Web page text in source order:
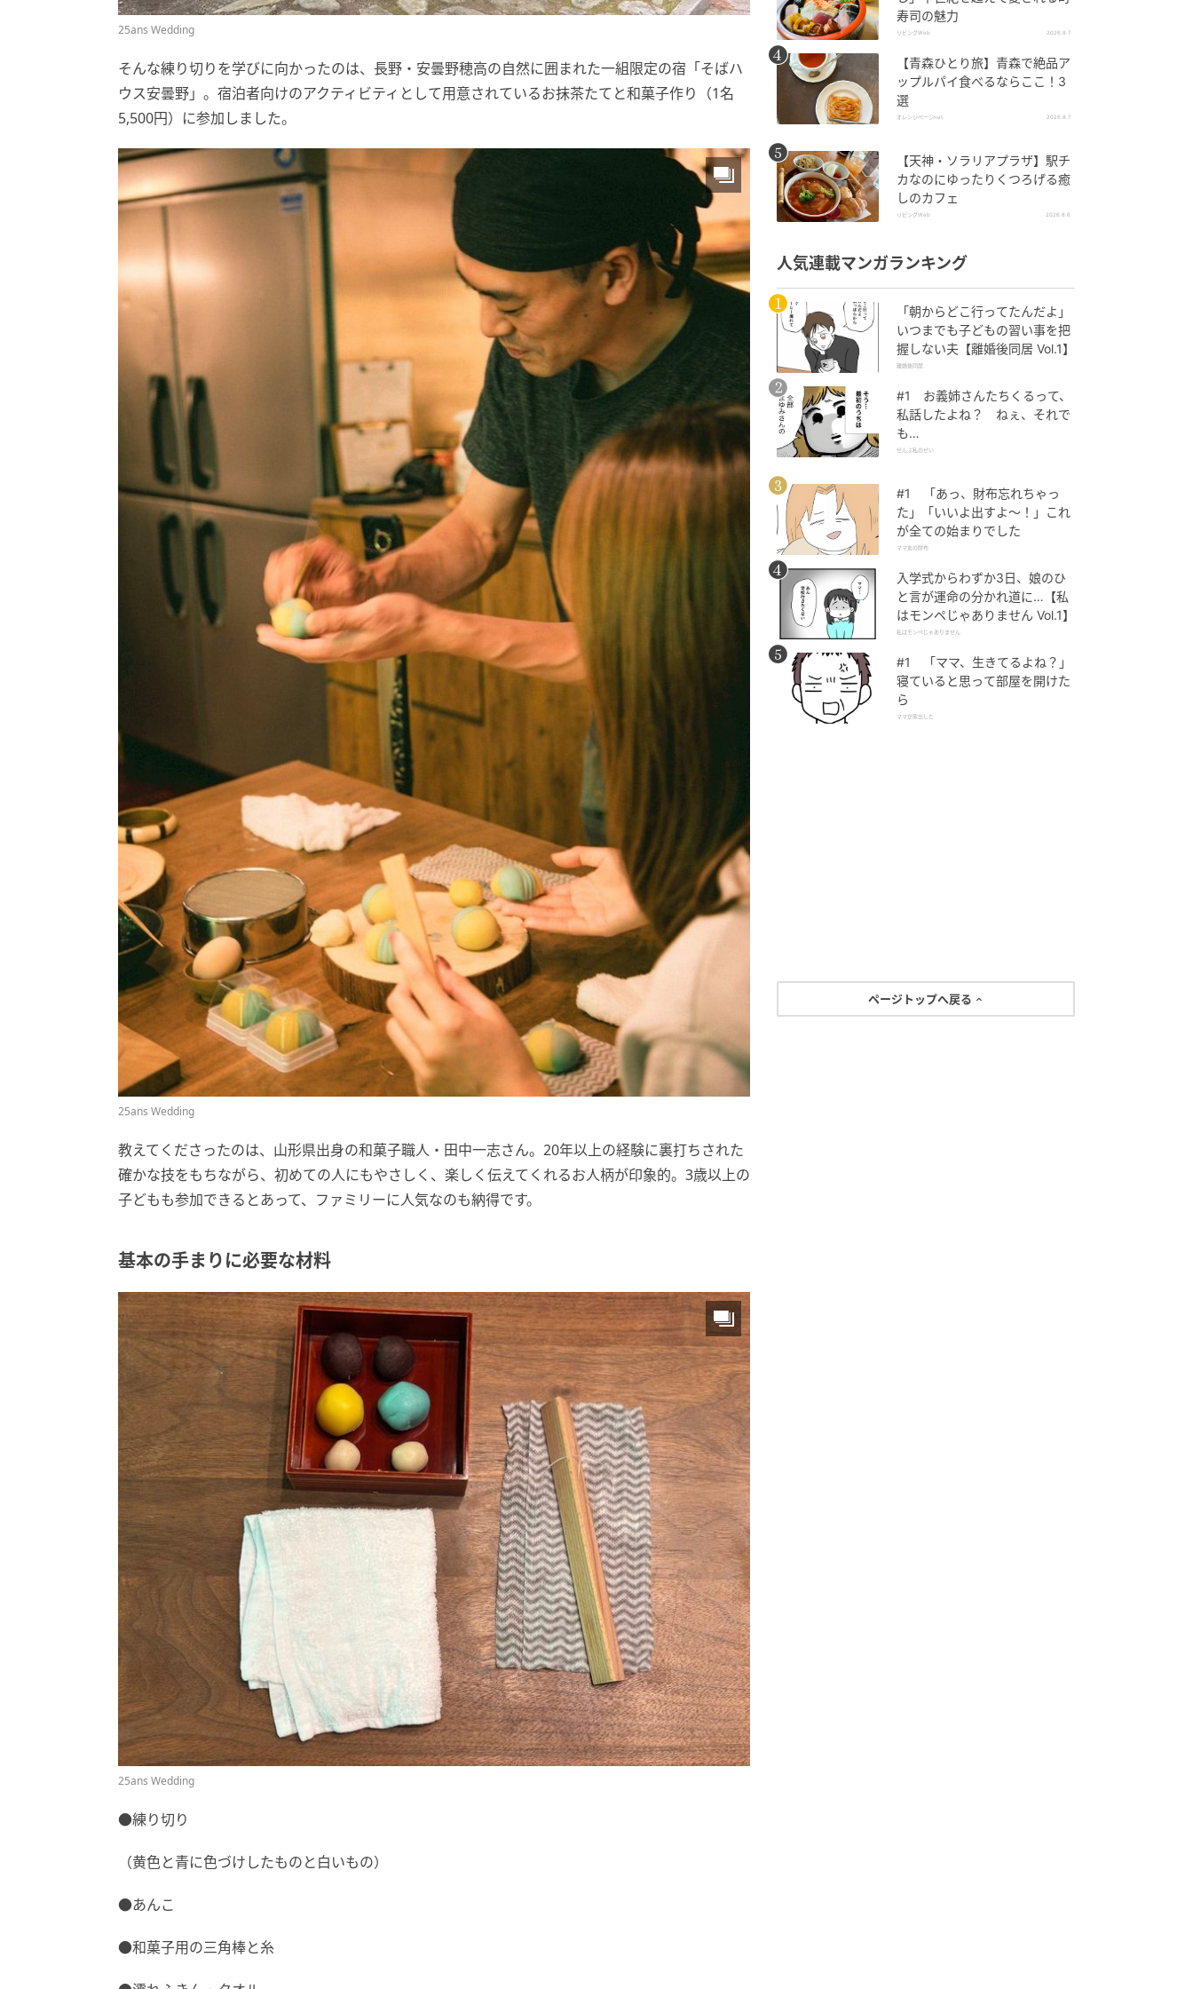
25ans Wedding
そんな練り切りを学びに向かったのは、長野・安曇野穂高の自然に囲まれた一組限定の宿「そばハ
ウス安曇野」。宿泊者向けのアクティビティとして用意されているお抹茶たてと和菓子作り（1名
5,500円）に参加しました。
25ans Wedding
教えてくださったのは、山形県出身の和菓子職人・田中一志さん。20年以上の経験に裏打ちされた
確かな技をもちながら、初めての人にもやさしく、楽しく伝えてくれるお人柄が印象的。3歳以上の
子どもも参加できるとあって、ファミリーに人気なのも納得です。
基本の手まりに必要な材料
25ans Wedding
●練り切り
（黄色と青に色づけしたものと白いもの）
●あんこ
●和菓子用の三角棒と糸
寿司の魅力
リビングWeb 2026.8.7
【青森ひとり旅】青森で絶品ア
ップルパイ食べるならここ！3
選
オレンジページnet 2026.8.7
【天神・ソラリアプラザ】駅チ
カなのにゆったりくつろげる癒
しのカフェ
リビングWeb 2026.8.6
人気連載マンガランキング
「朝からどこ行ってたんだよ」
いつまでも子どもの習い事を把
握しない夫【離婚後同居 Vol.1】
離婚後同居
#1 お義姉さんたちくるって、
私話したよね？ ねぇ、それで
も…
ぜんぶ私のせい
#1 「あっ、財布忘れちゃっ
た」「いいよ出すよ〜！」これ
が全ての始まりでした
ママ友の財布
入学式からわずか3日、娘のひ
と言が運命の分かれ道に…【私
はモンペじゃありません Vol.1】
私はモンペじゃありません
#1 「ママ、生きてるよね？」
寝ていると思って部屋を開けた
ら
ママが家出した
ページトップへ戻る